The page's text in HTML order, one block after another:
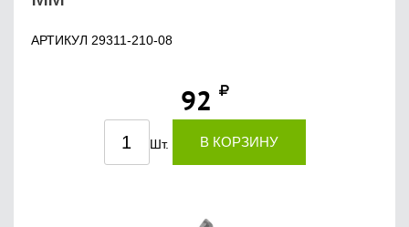
АРТИКУЛ 29311-210-08
92
Шт. В КОРЗИНУ